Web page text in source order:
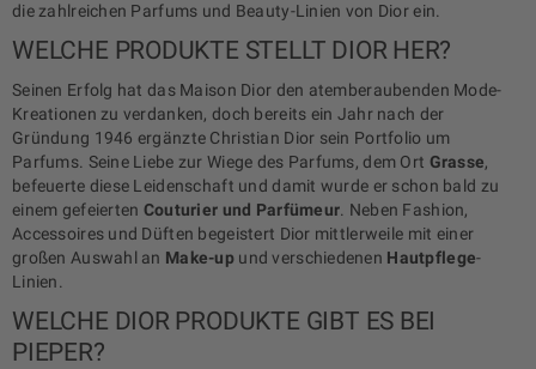
die zahlreichen Parfums und Beauty-Linien von Dior ein.
WELCHE PRODUKTE STELLT DIOR HER?
Seinen Erfolg hat das Maison Dior den atemberaubenden Mode-
Kreationen zu verdanken, doch bereits ein Jahr nach der
Gründung 1946 ergänzte Christian Dior sein Portfolio um
Parfums. Seine Liebe zur Wiege des Parfums, dem Ort Grasse,
befeuerte diese Leidenschaft und damit wurde er schon bald zu
einem gefeierten Couturier und Parfümeur. Neben Fashion,
Accessoires und Düften begeistert Dior mittlerweile mit einer
großen Auswahl an Make-up und verschiedenen Hautpflege-
Linien.
WELCHE DIOR PRODUKTE GIBT ES BEI
PIEPER?